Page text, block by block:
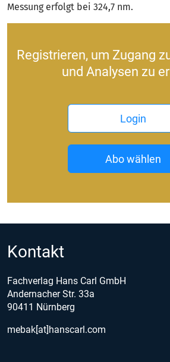
Messung erfolgt bei 324,7 nm.
Registrieren, um Zugang
und Analysen zu
Login
Abo wählen
Kontakt
Fachverlag Hans Carl GmbH
Andernacher Str. 33a
90411 Nürnberg
mebak[at]hanscarl.com